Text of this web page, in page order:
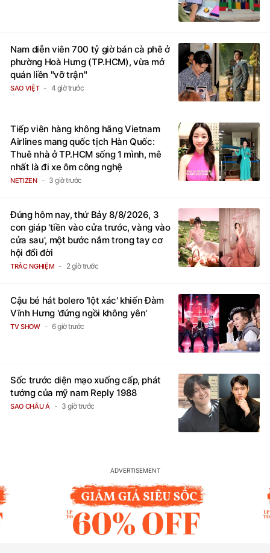
Nam diễn viên 700 tỷ giờ bán cà phê ở
phường Hoà Hưng (TP.HCM), vừa mở
quán liền "vỡ trận"
SAO VIỆT 4 giờ trước
Tiếp viên hàng không hãng Vietnam
Airlines mang quốc tịch Hàn Quốc:
Thuê nhà ở TP.HCM sống 1 mình, mê
nhất là đi xe ôm công nghệ
NETIZEN 3 giờ trước
Đúng hôm nay, thứ Bảy 8/8/2026, 3
con giáp 'tiền vào cửa trước, vàng vào
cửa sau', một bước nắm trong tay cơ
hội đổi đời
TRẮC NGHIỆM 2 giờ trước
Cậu bé hát bolero 'lột xác' khiến Đàm
Vĩnh Hưng 'đứng ngồi không yên'
TV SHOW 6 giờ trước
Sốc trước diện mạo xuống cấp, phát
tướng của mỹ nam Reply 1988
SAO CHÂU Á 3 giờ trước